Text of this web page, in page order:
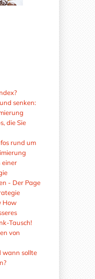
senken:
die Sie
rund um
einer
- Der Page
How
Tausch!
von
wann sollte